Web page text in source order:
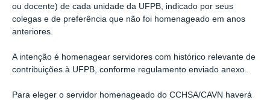
ou docente) de cada unidade da UFPB, indicado por seus
colegas e de preferência que não foi homenageado em anos
anteriores.
A intenção é homenagear servidores com histórico relevante de
contribuições à UFPB, conforme regulamento enviado anexo.
Para eleger o servidor homenageado do CCHSA/CAVN haverá